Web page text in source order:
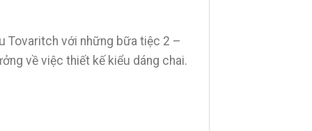
Tovaritch với những bữa tiệc 2 –
về việc thiết kế kiểu dáng chai.